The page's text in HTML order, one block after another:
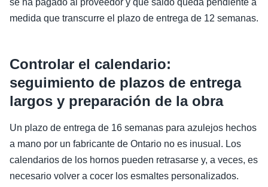
se ha pagado al proveedor y qué saldo queda pendiente a
medida que transcurre el plazo de entrega de 12 semanas.
Controlar el calendario:
seguimiento de plazos de entrega
largos y preparación de la obra
Un plazo de entrega de 16 semanas para azulejos hechos
a mano por un fabricante de Ontario no es inusual. Los
calendarios de los hornos pueden retrasarse y, a veces, es
necesario volver a cocer los esmaltes personalizados.